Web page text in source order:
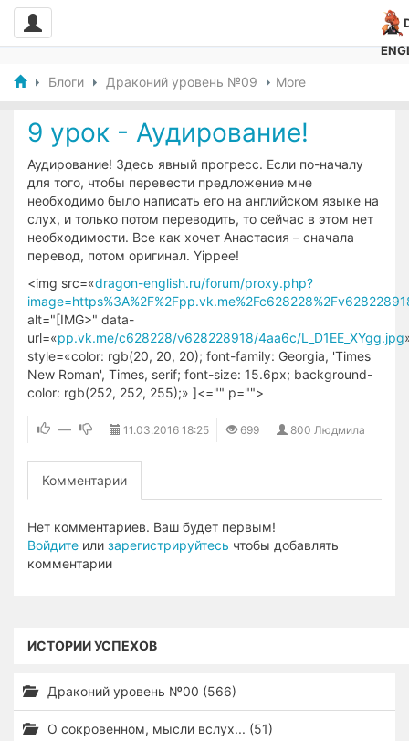
Блоги Драконий уровень №09 More
9 урок - Аудирование!
Аудирование! Здесь явный прогресс. Если по-началу
для того, чтобы перевести предложение мне
необходимо было написать его на английском языке на
слух, и только потом переводить, то сейчас в этом нет
необходимости. Все как хочет Анастасия – сначала
перевод, потом оригинал. Yippee!
<img src=«dragon-english.ru/forum/proxy.php?
alt="[IMG>" data-
url=«pp.vk.me/c628228/v628228918/4aa6c/L_D1EE_XYgg.jpg
style=«color: rgb(20, 20, 20); font-family: Georgia, 'Times
New Roman', Times, serif; font-size: 15.6px; background-
color: rgb(252, 252, 255);» ]<="" p="">
— 11.03.2016 18:25 699 800 Людмила
Комментарии
Нет комментариев. Ваш будет первым!
Войдите или зарегистрируйтесь чтобы добавлять
комментарии
ИСТОРИИ УСПЕХОВ
Драконий уровень №00 (566)
О сокровенном, мысли вслух... (51)